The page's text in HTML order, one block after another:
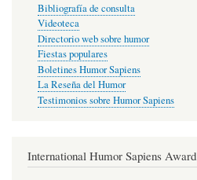
Bibliografía de consulta
Videoteca
Directorio web sobre humor
Fiestas populares
Boletines Humor Sapiens
La Reseña del Humor
Testimonios sobre Humor Sapiens
International Humor Sapiens Award